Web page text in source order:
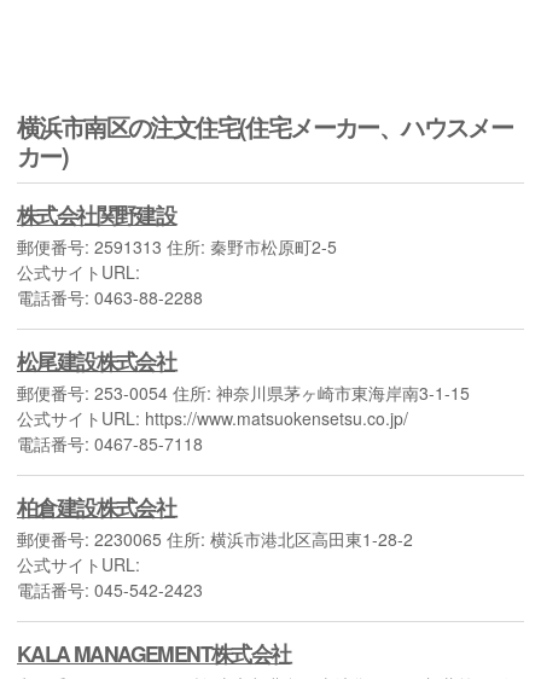
横浜市南区の注文住宅(住宅メーカー、ハウスメー
カー)
株式会社関野建設
郵便番号: 2591313 住所: 秦野市松原町2-5
公式サイトURL:
電話番号: 0463-88-2288
松尾建設株式会社
郵便番号: 253-0054 住所: 神奈川県茅ヶ崎市東海岸南3-1-15
公式サイトURL: https://www.matsuokensetsu.co.jp/
電話番号: 0467-85-7118
柏倉建設株式会社
郵便番号: 2230065 住所: 横浜市港北区高田東1-28-2
公式サイトURL:
電話番号: 045-542-2423
KALA MANAGEMENT株式会社